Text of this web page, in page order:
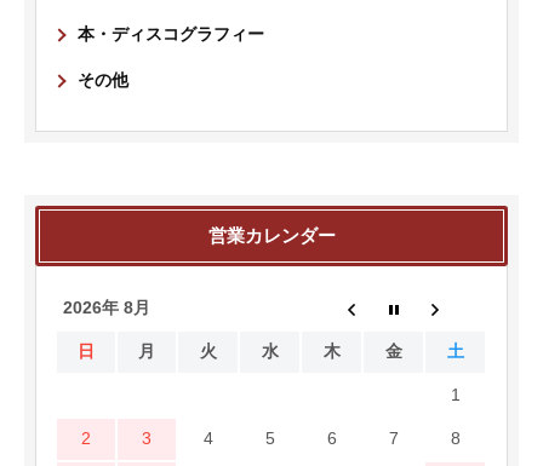
本・ディスコグラフィー
その他
営業カレンダー
2026年 8月
日 月 火 水 木 金 土
1
2 3 4 5 6 7 8